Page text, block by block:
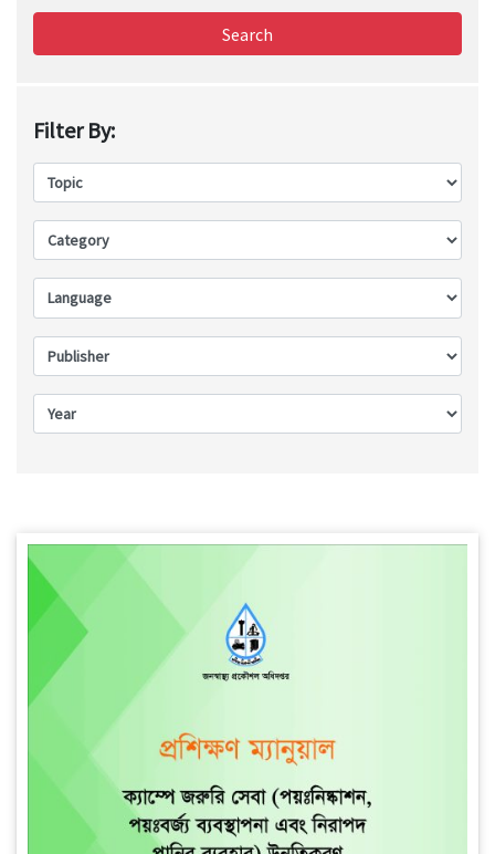
Search
Filter By: